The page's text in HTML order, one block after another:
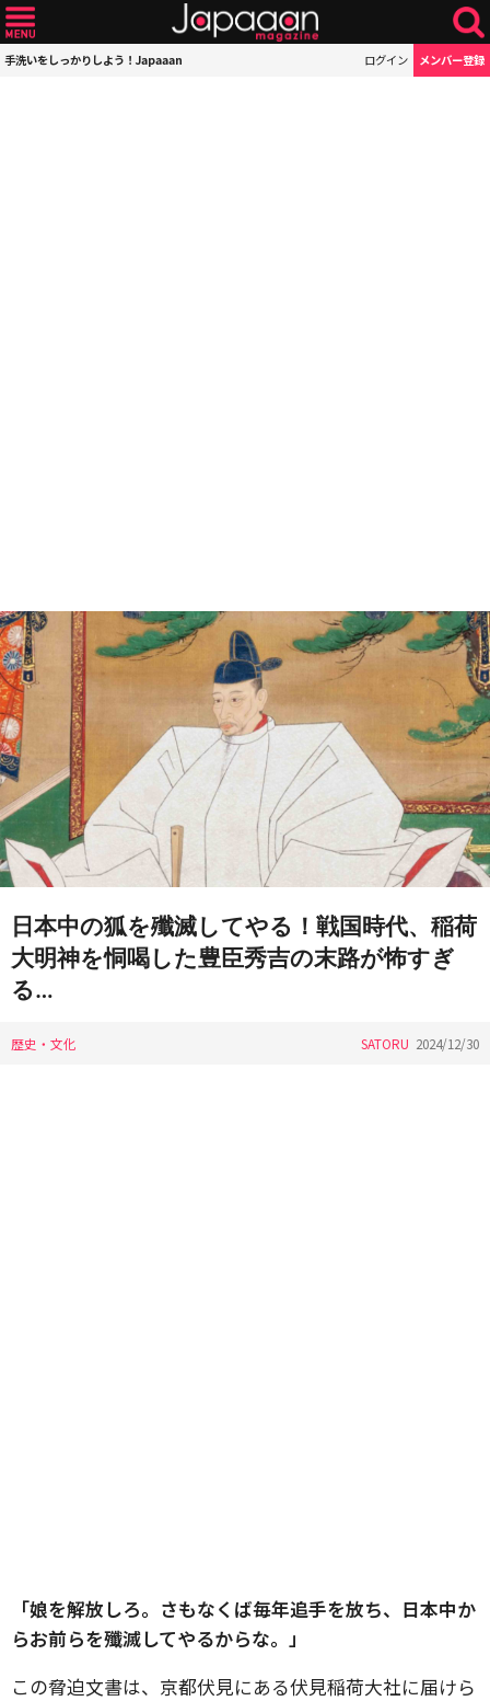
手洗いをしっかりしよう！Japaaan ログイン メンバー登録
日本中の狐を殲滅してやる！戦国時代、稲荷
大明神を恫喝した豊臣秀吉の末路が怖すぎ
る…
歴史・文化 SATORU 2024/12/30
「娘を解放しろ。さもなくば毎年追手を放ち、日本中か
らお前らを殲滅してやるからな。」
この脅迫文書は、京都伏見にある伏見稲荷大社に届けら